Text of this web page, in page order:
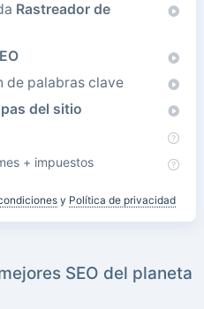
Rastreador de
de palabras clave
del sitio
+ impuestos
y Política de privacidad
SEO del planeta